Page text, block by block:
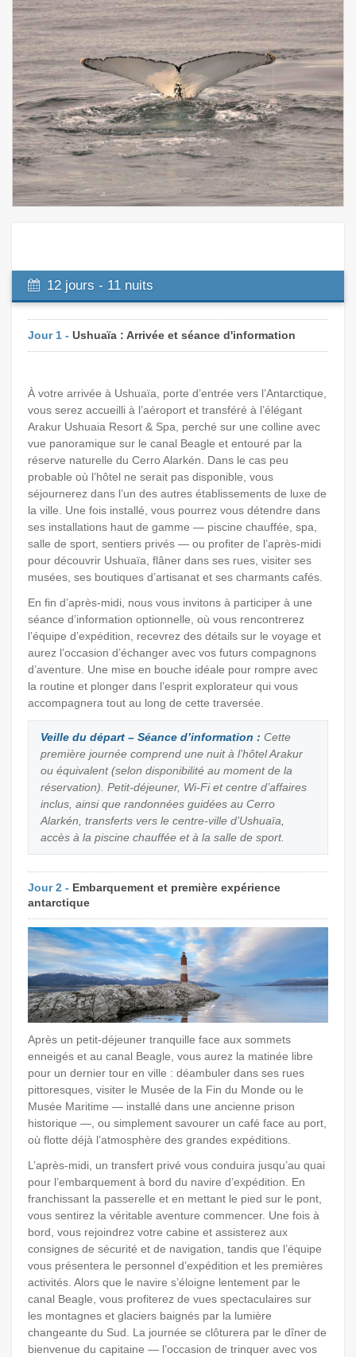
12 jours - 11 nuits
Jour 1 - Ushuaïa : Arrivée et séance d'information
À votre arrivée à Ushuaïa, porte d’entrée vers l’Antarctique,
vous serez accueilli à l’aéroport et transféré à l’élégant
Arakur Ushuaia Resort & Spa, perché sur une colline avec
vue panoramique sur le canal Beagle et entouré par la
réserve naturelle du Cerro Alarkén. Dans le cas peu
probable où l’hôtel ne serait pas disponible, vous
séjournerez dans l’un des autres établissements de luxe de
la ville. Une fois installé, vous pourrez vous détendre dans
ses installations haut de gamme — piscine chauffée, spa,
salle de sport, sentiers privés — ou profiter de l’après-midi
pour découvrir Ushuaïa, flâner dans ses rues, visiter ses
musées, ses boutiques d’artisanat et ses charmants cafés.
En fin d’après-midi, nous vous invitons à participer à une
séance d’information optionnelle, où vous rencontrerez
l’équipe d’expédition, recevrez des détails sur le voyage et
aurez l’occasion d’échanger avec vos futurs compagnons
d’aventure. Une mise en bouche idéale pour rompre avec
la routine et plonger dans l’esprit explorateur qui vous
accompagnera tout au long de cette traversée.
Veille du départ – Séance d’information : Cette
première journée comprend une nuit à l’hôtel Arakur
ou équivalent (selon disponibilité au moment de la
réservation). Petit-déjeuner, Wi-Fi et centre d’affaires
inclus, ainsi que randonnées guidées au Cerro
Alarkén, transferts vers le centre-ville d’Ushuaïa,
accès à la piscine chauffée et à la salle de sport.
Jour 2 - Embarquement et première expérience
antarctique
Après un petit-déjeuner tranquille face aux sommets
enneigés et au canal Beagle, vous aurez la matinée libre
pour un dernier tour en ville : déambuler dans ses rues
pittoresques, visiter le Musée de la Fin du Monde ou le
Musée Maritime — installé dans une ancienne prison
historique —, ou simplement savourer un café face au port,
où flotte déjà l’atmosphère des grandes expéditions.
L’après-midi, un transfert privé vous conduira jusqu’au quai
pour l’embarquement à bord du navire d’expédition. En
franchissant la passerelle et en mettant le pied sur le pont,
vous sentirez la véritable aventure commencer. Une fois à
bord, vous rejoindrez votre cabine et assisterez aux
consignes de sécurité et de navigation, tandis que l’équipe
vous présentera le personnel d’expédition et les premières
activités. Alors que le navire s’éloigne lentement par le
canal Beagle, vous profiterez de vues spectaculaires sur
les montagnes et glaciers baignés par la lumière
changeante du Sud. La journée se clôturera par le dîner de
bienvenue du capitaine — l’occasion de trinquer avec vos